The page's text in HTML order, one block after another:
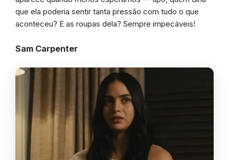
que ela poderia sentir tanta pressão com tudo o que
aconteceu? E as roupas dela? Sempre impecáveis!
Sam Carpenter